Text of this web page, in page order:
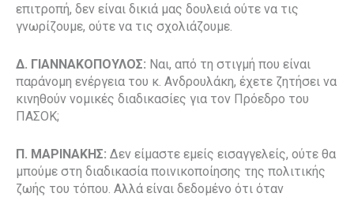
επιτροπή, δεν είναι δικιά μας δουλειά ούτε να τις
γνωρίζουμε, ούτε να τις σχολιάζουμε.
Δ. ΓΙΑΝΝΑΚΟΠΟΥΛΟΣ: Ναι, από τη στιγμή που είναι
παράνομη ενέργεια του κ. Ανδρουλάκη, έχετε ζητήσει να
κινηθούν νομικές διαδικασίες για τον Πρόεδρο του
ΠΑΣΟΚ;
Π. ΜΑΡΙΝΑΚΗΣ: Δεν είμαστε εμείς εισαγγελείς, ούτε θα
μπούμε στη διαδικασία ποινικοποίησης της πολιτικής
ζωής του τόπου. Αλλά είναι δεδομένο ότι όταν